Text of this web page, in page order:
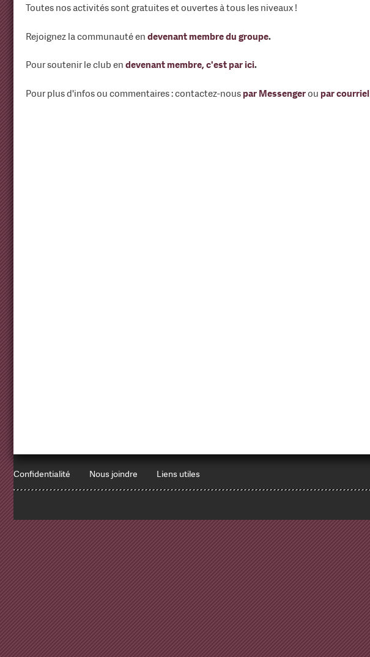
Toutes nos activités sont gratuites et ouvertes à tous les niveaux !
Rejoignez la communauté en devenant membre du groupe.
Pour soutenir le club en devenant membre, c'est par ici.
Pour plus d'infos ou commentaires : contactez-nous par Messengerou par courriel
Confidentialité Nous joindre Liens utiles